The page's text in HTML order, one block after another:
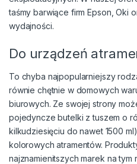
taśmy barwiące firm Epson, Oki
wydajności.
Do urządzeń
To chyba najpopularniejszy
równie chętnie w domowych
biurowych. Ze swojej strony
pojedyncze butelki z tuszem o
kilkudziesięciu do nawet 1500
kolorowych atramentów.
najznamienitszych marek na tym